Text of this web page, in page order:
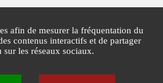
Agglomération Cannes Lérins
Gestion des cookies
afin de mesurer la fréquentation du
contenus interactifs et de partager
sur les réseaux sociaux.